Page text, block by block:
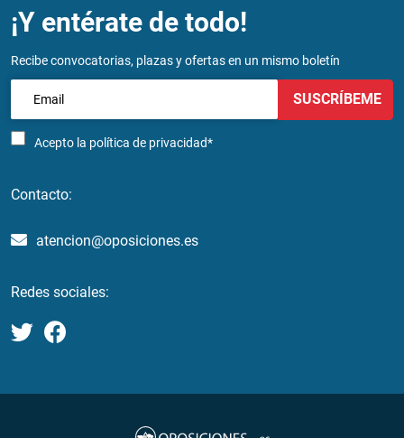
¡Y entérate de todo!
Recibe convocatorias, plazas y ofertas en un mismo boletín
Acepto la política de privacidad*
SUSCRÍBEME
Contacto:
atencion@oposiciones.es
Redes sociales: